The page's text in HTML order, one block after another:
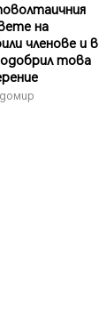
на
членове и в
това